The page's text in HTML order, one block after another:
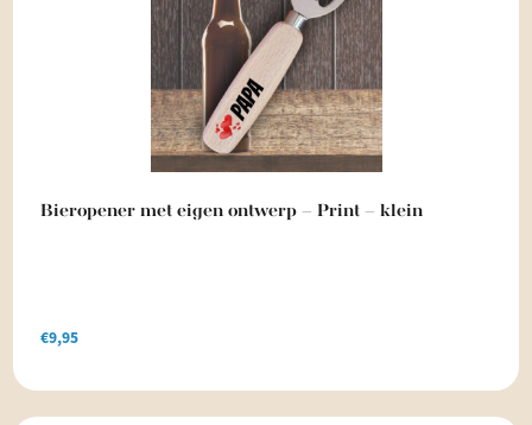
Bieropener met eigen ontwerp – Print – klein
€9,95